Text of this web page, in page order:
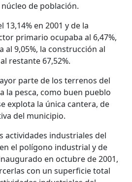
de población.
13,14% en 2001 y de la
primario ocupaba al 6,47%,
al 9,05%, la construcción al
restante 67,52%.
parte de los terrenos del
la pesca, como buen pueblo
explota la única cantera, de
del municipio.
actividades industriales del
el polígono industrial y de
en octubre de 2001,
con un superficie total